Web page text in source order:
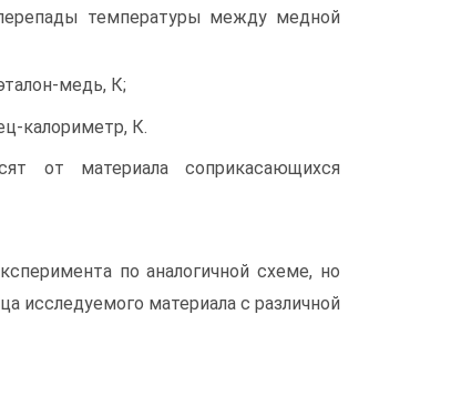
температуры между медной
медь, К;
калориметр, К.
от материала соприкасающихся
по аналогичной схеме, но
исследуемого материала с различной